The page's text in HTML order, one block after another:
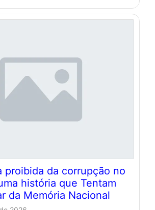
proibida da corrupção no
história que Tentam
da Memória Nacional